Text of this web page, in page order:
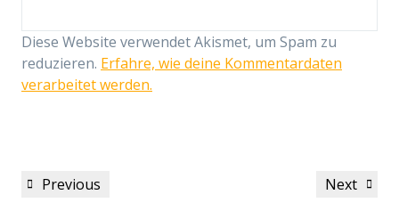
Diese Website verwendet Akismet, um Spam zu
reduzieren. Erfahre, wie deine Kommentardaten
verarbeitet werden.
Beitragsnavigation
Previous
Previous
Next
Next